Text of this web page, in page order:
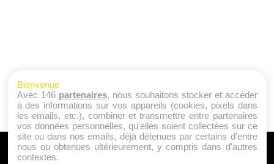
A PROPOS
Bienvenue
Avec 146 partenaires, nous souhaitons stocker et accéder
à des informations sur vos appareils (cookies, pixels dans
les emails, etc.), combiner et transmettre entre partenaires
vos données personnelles, qu'elles soient collectées sur ce
site ou dans nos emails, déjà détenues par certains d'entre
nous ou obtenues ultérieurement, y compris dans d'autres
contextes.